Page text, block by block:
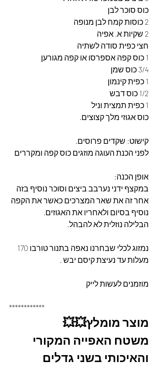
כוס סוכר לבן
2 כוסות קמח לבן מנופה
2 שקיות א. אפיה
חצי כפית סודה לשתיה
1 כוס קפה אספרסו או קפה מגורען
3/4 כוס שמן
1 כפית קינמון
1/2 כוס דבש
1 כפית תמצית וניל
כוס אגוזי מלך קצוצים.
קישוט: שקדים פרוסים.
לפני הכנת העוגה מוזגים כוס קפה ומקררים
אופן הכנה:
במקצף ידני נערבב ביצים וסוכר נוסיף בזה
אחר זה את שאר המצרכים כאשר את הקפה
נוסיף בסיום ולאחריו את האגוזים.
הבלילה נוזלית לא להבהל.
מעלות עד נעיצת קיסם יבש .
מוזמנים לעשות לייק
************
מוצר מומלץ💥💥
משטח האפייה המקורי
והאיכותי בשני גדלים